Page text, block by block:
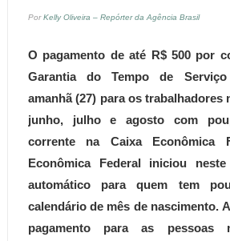
PorKelly Oliveira – Repórter da Agência Brasil
O pagamento de até R$ 500 por
Garantia do Tempo de Serviço
amanhã (27) para os trabalhadores
junho, julho e agosto com
corrente na Caixa Econômica
Econômica Federal iniciou
automático para quem tem
calendário de mês de nascimento.
pagamento para as pessoas